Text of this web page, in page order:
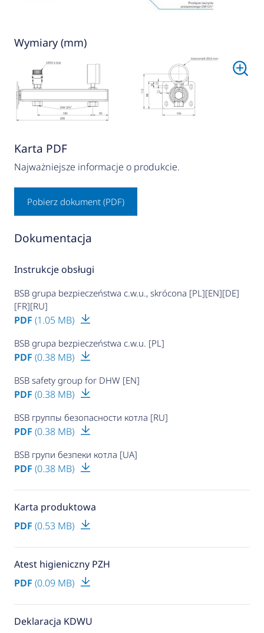
Wymiary (mm)
Karta PDF
Najważniejsze informacje o produkcie.
Pobierz dokument (PDF)
Dokumentacja
Instrukcje obsługi
BSB grupa bezpieczeństwa c.w.u., skrócona [PL][EN][DE]
[FR][RU]
PDF (1.05 MB)
BSB grupa bezpieczeństwa c.w.u. [PL]
PDF (0.38 MB)
BSB safety group for DHW [EN]
PDF (0.38 MB)
BSB группы безопасности котла [RU]
PDF (0.38 MB)
BSB групи безпеки котла [UA]
PDF (0.38 MB)
Karta produktowa
PDF (0.53 MB)
Atest higieniczny PZH
PDF (0.09 MB)
Deklaracja KDWU